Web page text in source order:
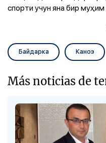
спорти учун яна бир
Байдарка Каноэ
Más noticias de